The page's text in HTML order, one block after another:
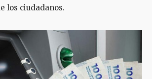
los ciudadanos.